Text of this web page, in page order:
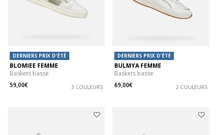
DERNIERS PRIX D'ÉTÉ
BLOMIEE FEMME
Baskets basse
59,00€
3 COULEURS
DERNIERS PRIX D'ÉTÉ
BULMYA FEMME
Baskets basse
69,00€
2 COULEURS